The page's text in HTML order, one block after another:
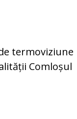
termoviziune
Comloșul